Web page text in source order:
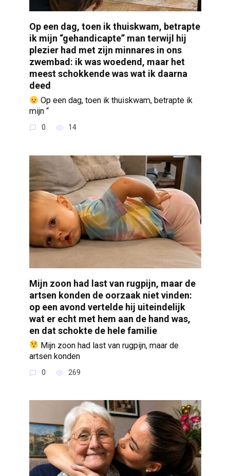
Op een dag, toen ik thuiskwam, betrapte
ik mijn “gehandicapte” man terwijl hij
plezier had met zijn minnares in ons
zwembad: ik was woedend, maar het
meest schokkende was wat ik daarna
deed
Op een dag, toen ik thuiskwam, betrapte ik
mijn “
0 14
Mijn zoon had last van rugpijn, maar de
artsen konden de oorzaak niet vinden:
op een avond vertelde hij uiteindelijk
wat er echt met hem aan de hand was,
en dat schokte de hele familie
Mijn zoon had last van rugpijn, maar de
artsen konden
0 269